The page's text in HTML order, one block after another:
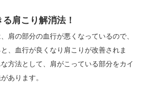
肩こり解消法！
肩の部分の血行が悪くなっているので、
、血行が良くなり肩こりが改善されま
方法として、肩がこっている部分をカイ
あります。